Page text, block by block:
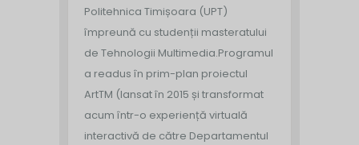
Politehnica Timișoara (UPT)
împreună cu studenții masteratului
de Tehnologii Multimedia.Programul
a readus în prim-plan proiectul
ArtTM (lansat în 2015 și transformat
acum într-o experiență virtuală
interactivă de către Departamentul